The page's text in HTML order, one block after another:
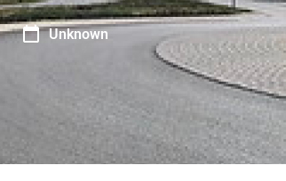
Unknown